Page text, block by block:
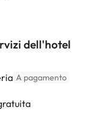
dell'hotel
A pagamento